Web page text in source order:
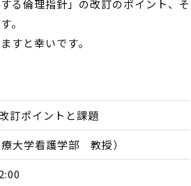
る倫理指針」の改訂のポイント、そ
。
すと幸いです。
訂ポイントと課題
学看護学部 教授）